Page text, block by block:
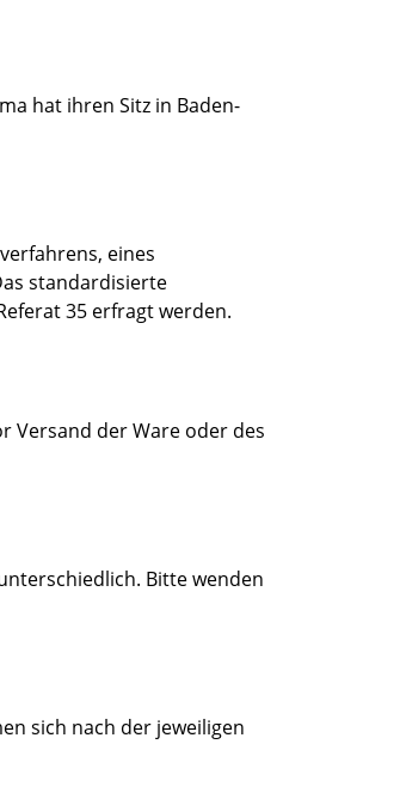
hat ihren Sitz in Baden-
eines
standardisierte
35 erfragt werden.
Versand der Ware oder des
Bitte wenden
sich nach der jeweiligen